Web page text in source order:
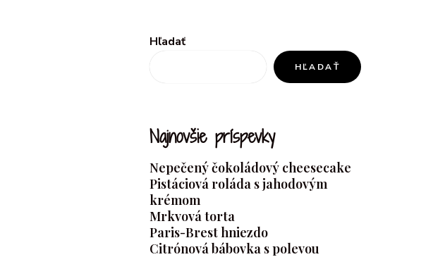
Hľadať
HĽADAŤ
Najnovšie príspevky
Nepečený čokoládový cheesecake
Pistáciová roláda s jahodovým
krémom
Mrkvová torta
Paris-Brest hniezdo
Citrónová bábovka s polevou